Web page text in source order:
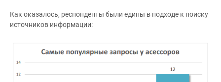
Как оказалось, респонденты были едины в подходе к поиску
источников информации: